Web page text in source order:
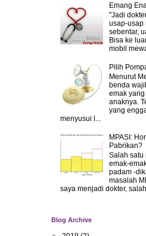
Emang
"Jadi
usap-usap
sebentar,
Bisa ke
mobil
Pilih
Menurut
benda
emak
anaknya.
yang
menyusui l...
MPASI:
Pabrikan?
Salah satu
emak-
padam -
masalah
saya menjadi dokter,
Blog Archive